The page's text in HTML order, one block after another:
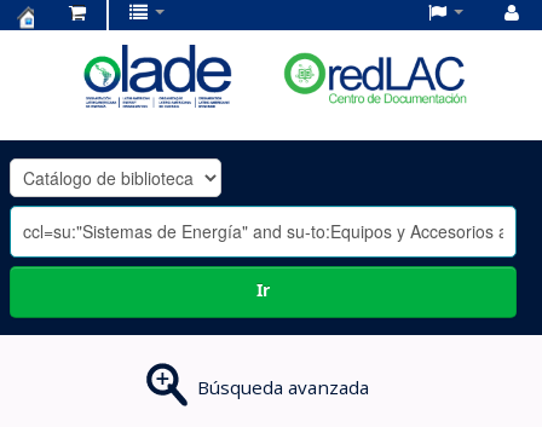
OLADE
-
Ir
Búsqueda avanzada